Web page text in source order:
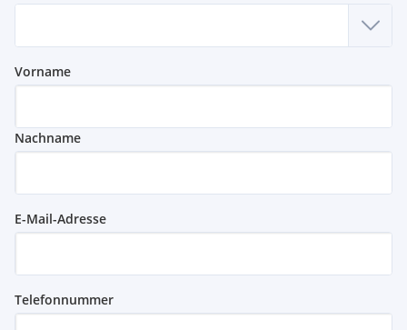
Vorname
Nachname
E-Mail-Adresse
Telefonnummer